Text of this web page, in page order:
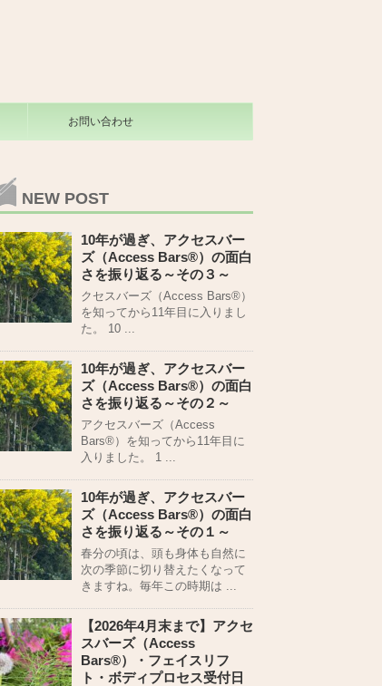
お問い合わせ
NEW POST
10年が過ぎ、アクセスバー
ズ（Access Bars®）の面白
さを振り返る～その３～
クセスバーズ（Access Bars®）
を知ってから11年目に入りまし
た。 10 ...
10年が過ぎ、アクセスバー
ズ（Access Bars®）の面白
さを振り返る～その２～
アクセスバーズ（Access
Bars®）を知ってから11年目に
入りました。 1 ...
10年が過ぎ、アクセスバー
ズ（Access Bars®）の面白
さを振り返る～その１～
春分の頃は、頭も身体も自然に
次の季節に切り替えたくなって
きますね。毎年この時期は ...
【2026年4月末まで】アクセ
スバーズ（Access
Bars®）・フェイスリフ
ト・ボディプロセス受付日